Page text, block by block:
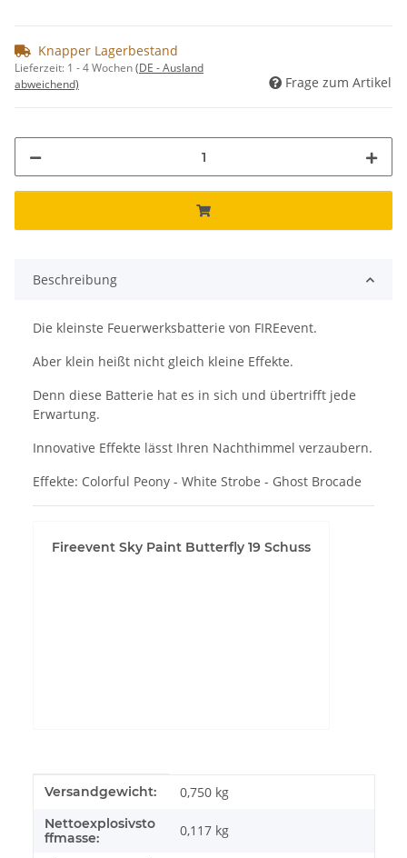
Knapper Lagerbestand
Lieferzeit: 1 - 4 Wochen(DE - Ausland
abweichend)
Frage zum Artikel
Beschreibung
Die kleinste Feuerwerksbatterie von FIREevent.
Aber klein heißt nicht gleich kleine Effekte.
Denn diese Batterie hat es in sich und übertrifft jede
Erwartung.
Innovative Effekte lässt Ihren Nachthimmel verzaubern.
Effekte: Colorful Peony - White Strobe - Ghost Brocade
Fireevent Sky Paint Butterfly 19 Schuss
Produkteigenschaft
Wert
Versandgewicht: 0,750 kg
Nettoexplosivsto
ffmasse:
0,117 kg